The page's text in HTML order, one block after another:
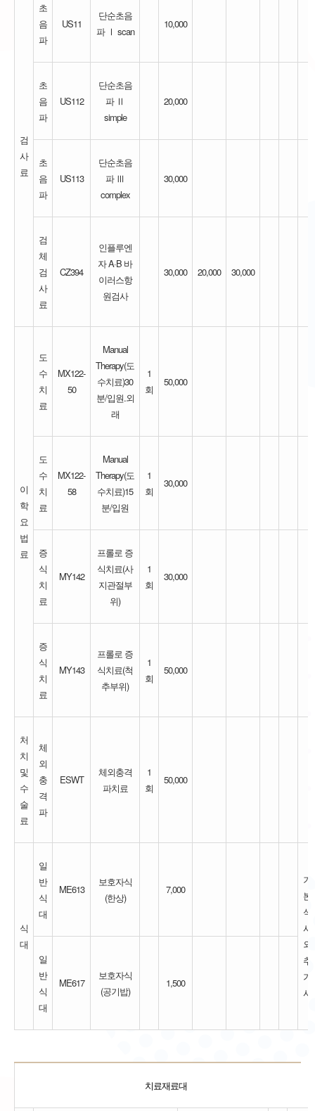
검
사
료
초
음
파
US11
단순초음
파 Ⅰ scan
10,000
초
음
파
US112
단순초음
파 Ⅱ
simple
20,000
초
음
파
US113
단순초음
파 Ⅲ
complex
30,000
검
체
검
사
료
CZ394
인플루엔
자 A·B 바
이러스항
원검사
30,000 20,000 30,000
이
학
요
법
료
도
수
치
료
MX122-
50
Manual
Therapy(도
수치료)30
분/입원.외
래
1
회
50,000
도
수
치
료
MX122-
58
Manual
Therapy(도
수치료)15
분/입원
1
회
30,000
증
식
치
료
MY142
프롤로 증
식치료(사
지관절부
위)
1
회
30,000
증
식
치
료
MY143
프롤로 증
식치료(척
추부위)
1
회
50,000
처
치
및
수
술
료
체
외
충
격
파
ESWT
체외충격
파치료
1
회
50,000
식
대
일
반
식
대
ME613
보호자식
(한상)
7,000
기
본
식
사
외
추
가
시
일
반
식
대
ME617
보호자식
(공기밥)
1,500
치료재료대